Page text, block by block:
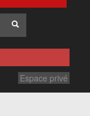
Espace privé